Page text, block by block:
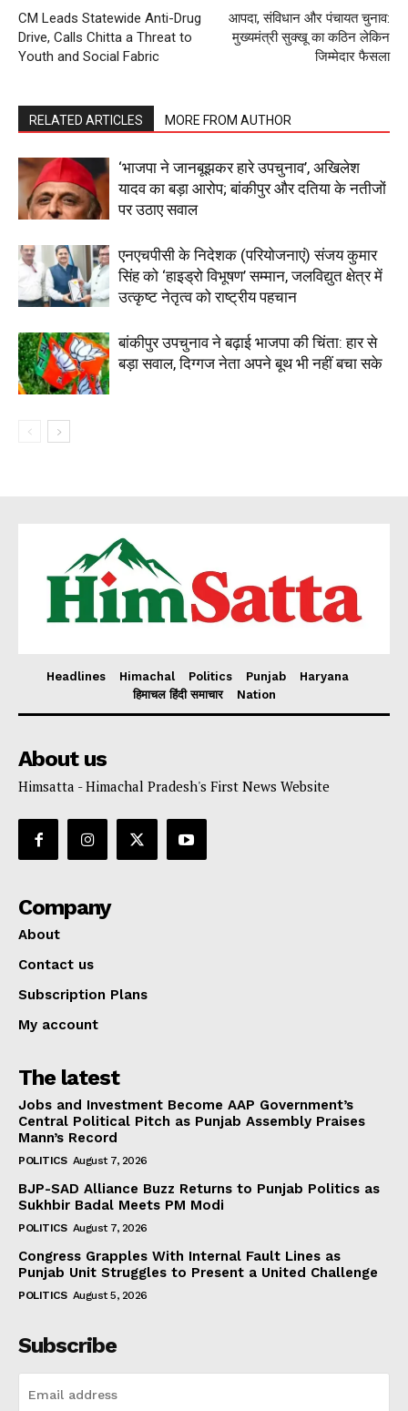
CM Leads Statewide Anti-Drug
Drive, Calls Chitta a Threat to
Youth and Social Fabric
आपदा, संविधान और पंचायत चुनाव:
मुख्यमंत्री सुक्खू का कठिन लेकिन
जिम्मेदार फैसला
RELATED ARTICLES MORE FROM AUTHOR
‘भाजपा ने जानबूझकर हारे उपचुनाव’, अखिलेश
यादव का बड़ा आरोप; बांकीपुर और दतिया के नतीजों
पर उठाए सवाल
एनएचपीसी के निदेशक (परियोजनाएं) संजय कुमार
सिंह को ‘हाइड्रो विभूषण’ सम्मान, जलविद्युत क्षेत्र में
उत्कृष्ट नेतृत्व को राष्ट्रीय पहचान
बांकीपुर उपचुनाव ने बढ़ाई भाजपा की चिंता: हार से
बड़ा सवाल, दिग्गज नेता अपने बूथ भी नहीं बचा सके
Headlines Himachal Politics Punjab
Haryana
हिमाचल हिंदी समाचार
Nation
About us
Himsatta - Himachal Pradesh's First News Website
Company
About
Contact us
Subscription Plans
My account
The latest
Jobs and Investment Become AAP Government’s
Central Political Pitch as Punjab Assembly Praises
Mann’s Record
POLITICS August 7, 2026
BJP-SAD Alliance Buzz Returns to Punjab Politics as
Sukhbir Badal Meets PM Modi
POLITICS August 7, 2026
Congress Grapples With Internal Fault Lines as
Punjab Unit Struggles to Present a United Challenge
POLITICS August 5, 2026
Subscribe